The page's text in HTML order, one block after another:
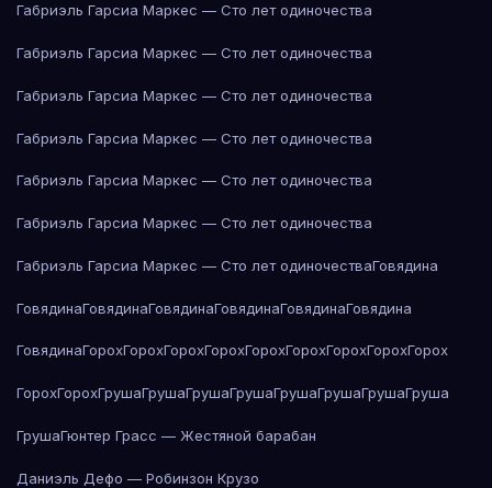
Габриэль Гарсиа Маркес — Сто лет одиночества
Габриэль Гарсиа Маркес — Сто лет одиночества
Габриэль Гарсиа Маркес — Сто лет одиночества
Габриэль Гарсиа Маркес — Сто лет одиночества
Габриэль Гарсиа Маркес — Сто лет одиночества
Габриэль Гарсиа Маркес — Сто лет одиночества
Габриэль Гарсиа Маркес — Сто лет одиночестваГовядина
ГовядинаГовядинаГовядинаГовядинаГовядинаГовядина
ГовядинаГорохГорохГорохГорохГорохГорохГорохГорохГорох
ГорохГорохГрушаГрушаГрушаГрушаГрушаГрушаГрушаГруша
ГрушаГюнтер Грасс — Жестяной барабан
Даниэль Дефо — Робинзон Крузо